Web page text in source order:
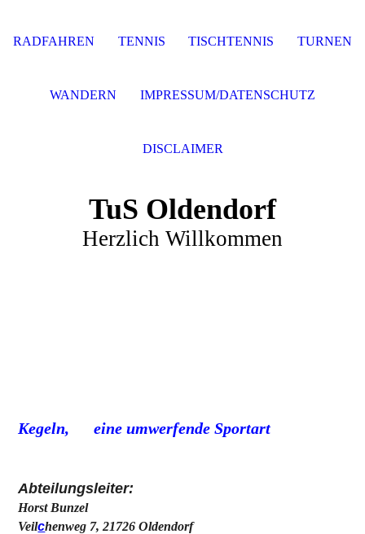
TuS Oldendorf
Herzlich Willkommen
Kegeln, eine umwerfende Sportart
Abteilungsleiter:
Horst Bunzel
Veilchenweg 7, 21726 Oldendorf
RADFAHREN TENNIS TISCHTENNIS TURNEN
WANDERN IMPRESSUM/DATENSCHUTZ
DISCLAIMER